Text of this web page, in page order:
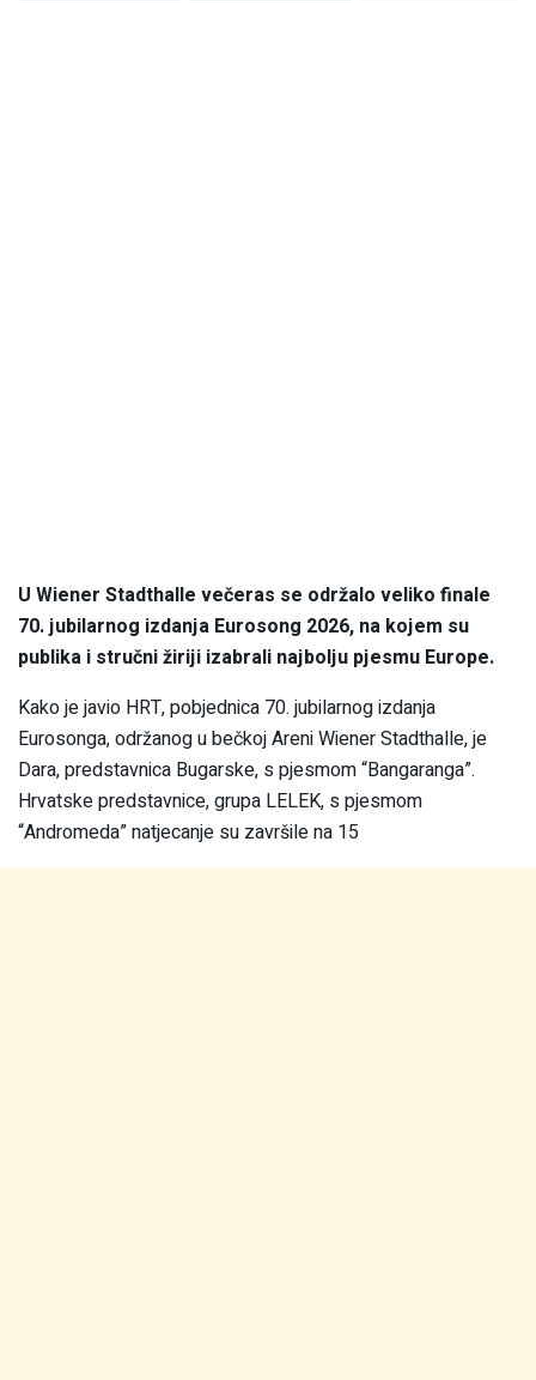
U Wiener Stadthalle večeras se održalo veliko finale
70. jubilarnog izdanja Eurosong 2026, na kojem su
publika i stručni žiriji izabrali najbolju pjesmu Europe.
Kako je javio HRT, pobjednica 70. jubilarnog izdanja
Eurosonga, održanog u bečkoj Areni Wiener Stadthalle, je
Dara, predstavnica Bugarske, s pjesmom “Bangaranga”.
Hrvatske predstavnice, grupa LELEK, s pjesmom
“Andromeda” natjecanje su završile na 15